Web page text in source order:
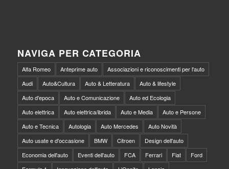
NAVIGA PER CATEGORIA
Alfa Romeo Anteprime auto
Associazioni e riconoscimenti per l'auto
Audi
Auto&Cultura Auto & Letteratura
Auto & lifestyle
Auto d'epoca
Auto e Comunicazione
Auto ed Ecologia
Auto elettrica
Auto elettrica/ibrida Auto e Media
Auto e Persone
Auto e Tecnica
Autologia Auto Mercedes
Auto Novità
Auto usate e d'occasione
BMW Citroen
Design dell'auto
Economia dell'auto
Eventi dell'auto FCA Ferrari Fiat
Ford